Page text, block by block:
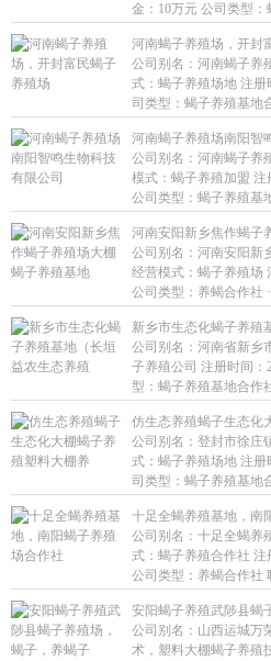
金：10万元 公司类型：
河南蝎子养殖场，开封
公司别名：河南蝎子养
式：蝎子养殖场地 注册
司类型：蝎子养殖基地
河南蝎子养殖场南阳智
公司别名：河南蝎子养
模式：蝎子养殖加盟 注
公司类型：蝎子养殖基
河南安阳新乡焦作蝎子
公司别名：河南安阳新
经营模式：蝎子养殖场
公司类型：养蝎合作社
新乡市生态化蝎子养殖
公司别名：河南省新乡
子养殖公司 注册时间：
型：蝎子养殖基地合作社
仿生态养殖蝎子生态化
公司别名：登封市徐庄
式：蝎子养殖场地 注册
司类型：蝎子养殖基地
十足全蝎养殖基地，南
公司别名：十足全蝎养
式：蝎子养殖合作社 注
公司类型：养蝎合作社
安阳蝎子养殖武陟县蝎
公司别名：山西运城万
术，塑料大棚蝎子养殖